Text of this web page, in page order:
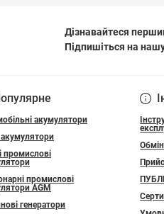
Дізнавайтеся
Підпишіться на
акумулятори
промислові
промислові
АGM
генератори